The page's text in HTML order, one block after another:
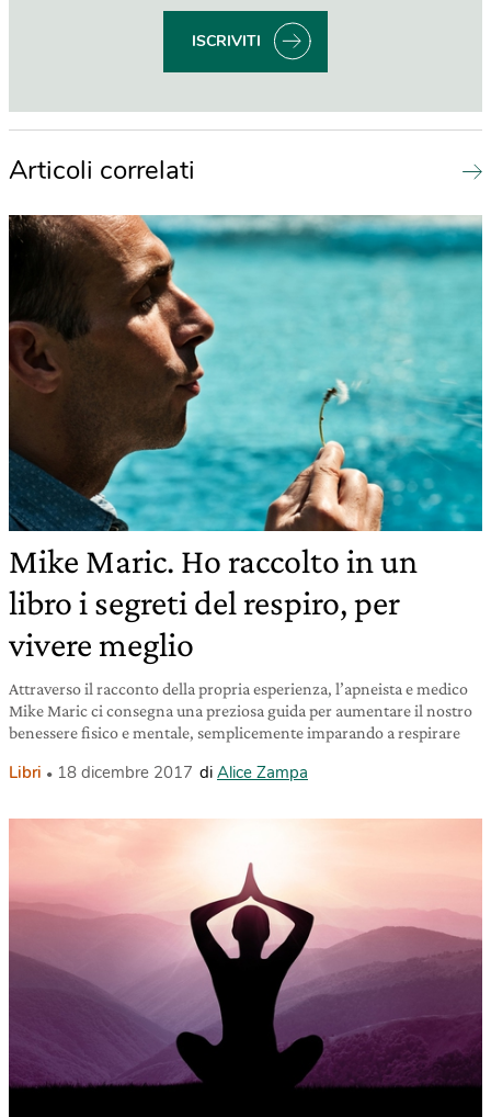
ISCRIVITI
Articoli correlati
Mike Maric. Ho raccolto in un
libro i segreti del respiro, per
vivere meglio
Attraverso il racconto della propria esperienza, l’apneista e medico
Mike Maric ci consegna una preziosa guida per aumentare il nostro
benessere fisico e mentale, semplicemente imparando a respirare
Libri 18 dicembre 2017 di Alice Zampa